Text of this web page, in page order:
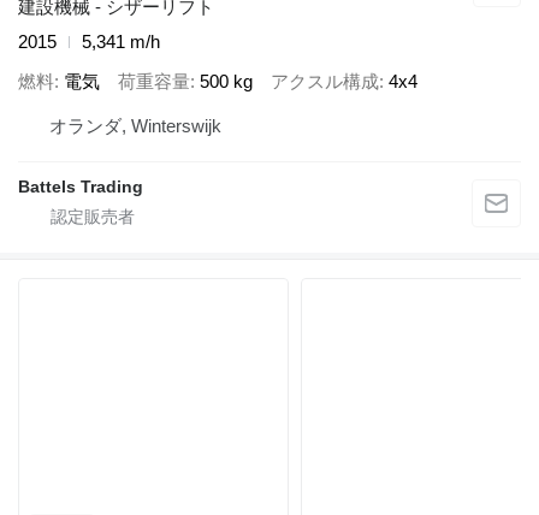
建設機械 - シザーリフト
2015
5,341 m/h
燃料 電気 荷重容量 500 kg アクスル構成 4x4
オランダ, Winterswijk
Battels Trading